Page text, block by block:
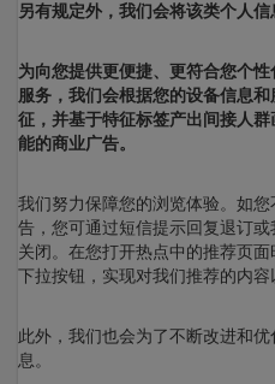
另有规定外，我们会将该类个人信
为向您提供更便捷、更符合您个
服务，我们会根据您的设备信息
征，并基于特征标签产出间接人
能的商业广告。
我们努力保障您的浏览体验。如
告，您可通过短信提示回复退订
关闭。在您打开热点中的推荐页
下拉按钮，实现对我们推荐的内容
此外，我们也会为了不断改进和
息。